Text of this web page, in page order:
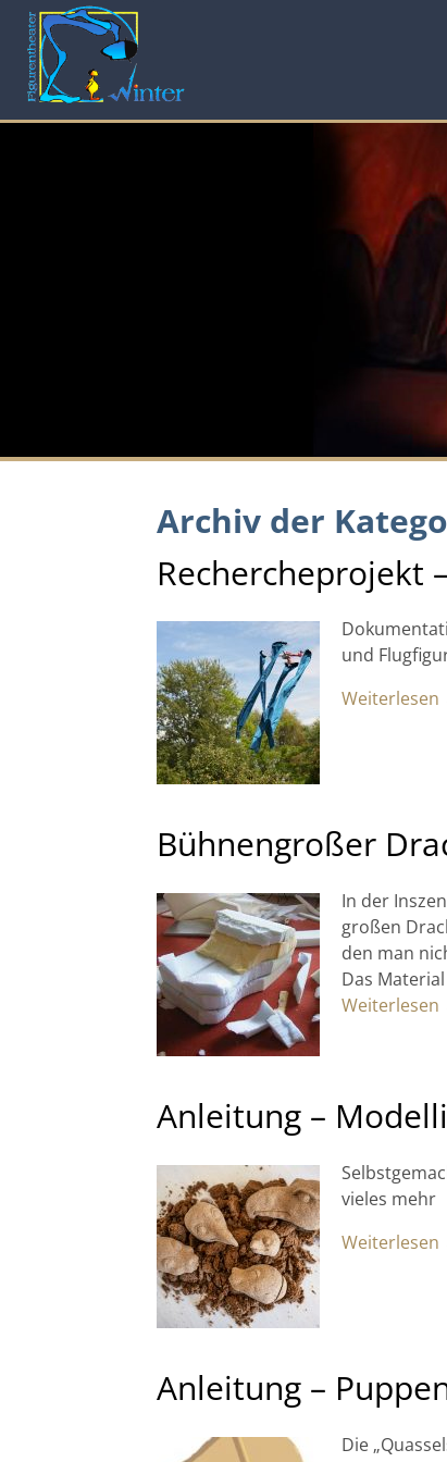
Archiv der
Rechercheprojekt
und
Weiterlesen
Bühnengroßer
In der
großen
den man
Das
Weiterlesen
Anleitung –
vieles mehr
Weiterlesen
Anleitung –
Die